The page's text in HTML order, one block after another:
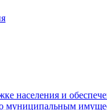
населения и
муниципальным